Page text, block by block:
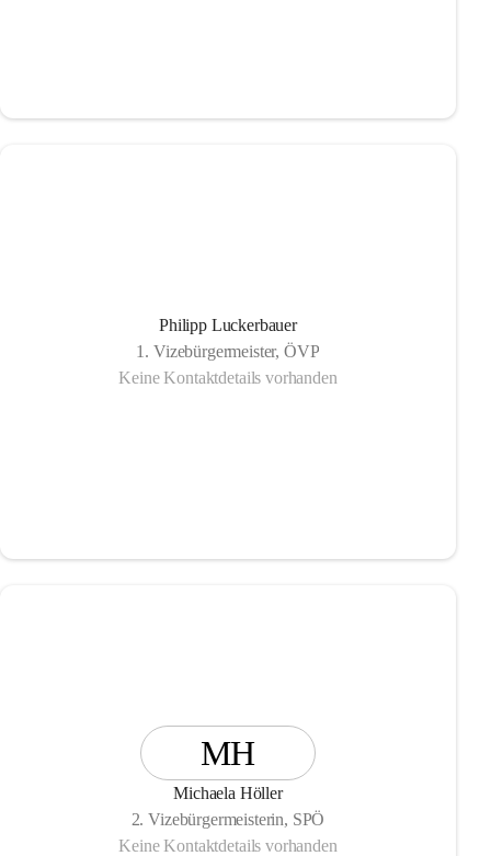
Philipp Luckerbauer
1. Vizebürgermeister, ÖVP
Keine Kontaktdetails vorhanden
MH
Michaela Höller
2. Vizebürgermeisterin, SPÖ
Keine Kontaktdetails vorhanden